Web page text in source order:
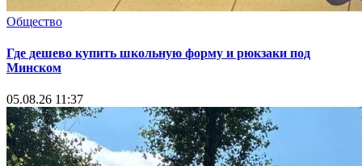
Общество
Где дешево купить школьную форму и рюкзаки под
Минском
05.08.26 11:37